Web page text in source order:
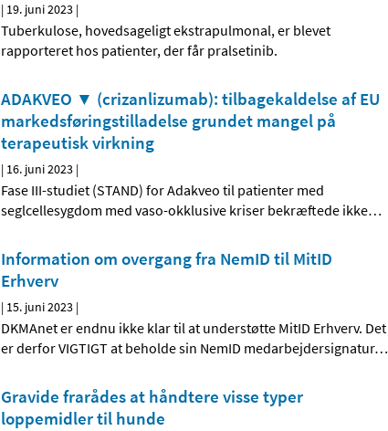
| 19. juni 2023 |
Tuberkulose, hovedsageligt ekstrapulmonal, er blevet
rapporteret hos patienter, der får pralsetinib.
ADAKVEO ▼ (crizanlizumab): tilbagekaldelse af EU
markedsføringstilladelse grundet mangel på
terapeutisk virkning
| 16. juni 2023 |
Fase III-studiet (STAND) for Adakveo til patienter med
seglcellesygdom med vaso-okklusive kriser bekræftede ikke…
Information om overgang fra NemID til MitID
Erhverv
| 15. juni 2023 |
DKMAnet er endnu ikke klar til at understøtte MitID Erhverv. Det
er derfor VIGTIGT at beholde sin NemID medarbejdersignatur…
Gravide frarådes at håndtere visse typer
loppemidler til hunde